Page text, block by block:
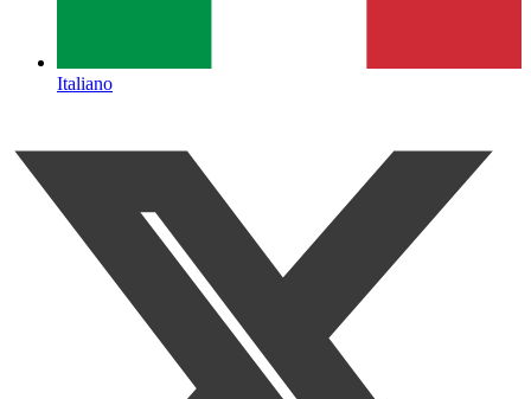
Italiano